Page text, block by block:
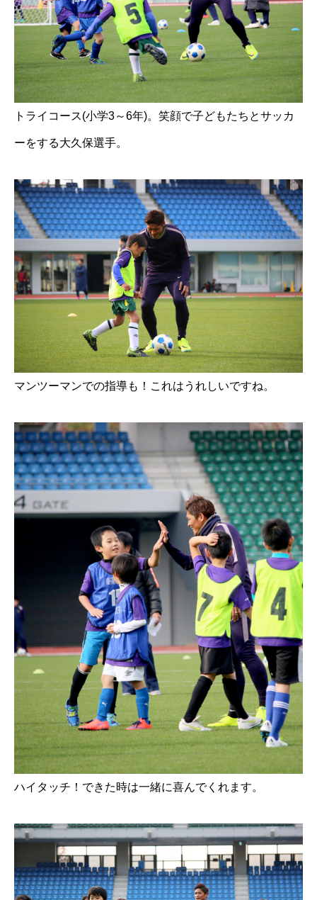
トライコース(小学3～6年)。笑顔で子どもたちとサッカ
ーをする大久保選手。
マンツーマンでの指導も！これはうれしいですね。
ハイタッチ！できた時は一緒に喜んでくれます。